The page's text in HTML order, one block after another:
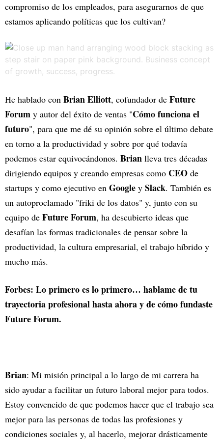
compromiso de los empleados, para asegurarnos de que
estamos aplicando políticas que los cultivan?
He hablado con Brian Elliott, cofundador de Future
Forum y autor del éxito de ventas "Cómo funciona el
futuro", para que me dé su opinión sobre el último debate
en torno a la productividad y sobre por qué todavía
podemos estar equivocándonos. Brian lleva tres décadas
dirigiendo equipos y creando empresas como CEO de
startups y como ejecutivo en Google y Slack. También es
un autoproclamado "friki de los datos" y, junto con su
equipo de Future Forum, ha descubierto ideas que
desafían las formas tradicionales de pensar sobre la
productividad, la cultura empresarial, el trabajo híbrido y
mucho más.
Forbes: Lo primero es lo primero… hablame de tu
trayectoria profesional hasta ahora y de cómo fundaste
Future Forum.
Brian: Mi misión principal a lo largo de mi carrera ha
sido ayudar a facilitar un futuro laboral mejor para todos.
Estoy convencido de que podemos hacer que el trabajo sea
mejor para las personas de todas las profesiones y
condiciones sociales y, al hacerlo, mejorar drásticamente